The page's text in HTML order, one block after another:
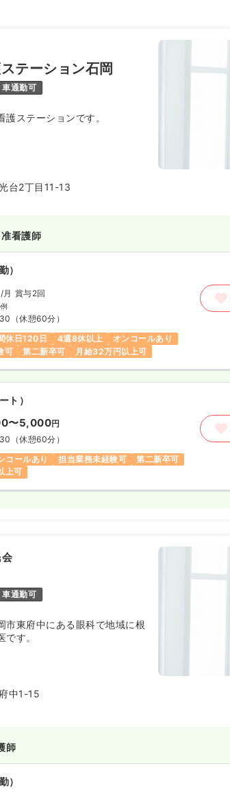
テーション石岡
車通勤可
ステーションです。
台2丁目11-13
看護師
）
/月 賞与2回
（休憩60分）
休日120日 4週8休以上
オンコールあり
可
第二新卒可 月給32万円以上可
ト）
〜5,000円
（休憩60分）
コールあり 担当業務未経験可
第二新卒可
上可
車通勤可
市東府中にある眼科で地域に根
す。
中1-15
師
）